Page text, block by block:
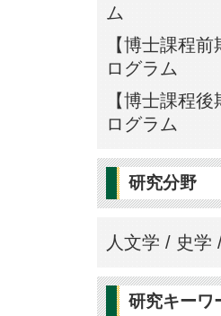
ム
【博士課程
ログラム
【博士課程
ログラム
研究分野
人文学 / 史学
研究キーワ